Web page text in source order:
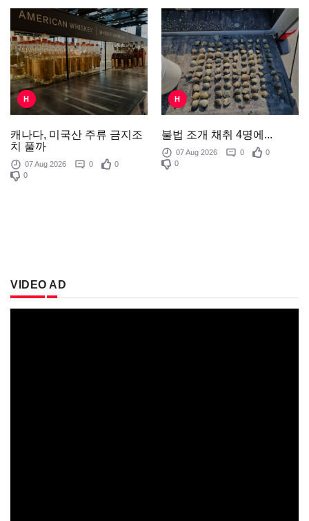
H
캐나다, 미국산 주류 금지조
치 풀까
07 Aug 2026 0
0
0
H
불법 조개 채취 4명에...
07 Aug 2026 0
0
0
VIDEO AD